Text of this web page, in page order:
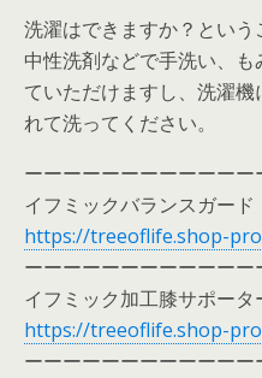
洗濯はできますか？という
中性洗剤などで手洗い、
ていただけますし、洗濯
れて洗ってください。
ーーーーーーーーーーー
イフミックバランスガード
https://treeoflife.shop-
ーーーーーーーーーーー
イフミック加工膝サポータ
https://treeoflife.shop-
ーーーーーーーーーーー